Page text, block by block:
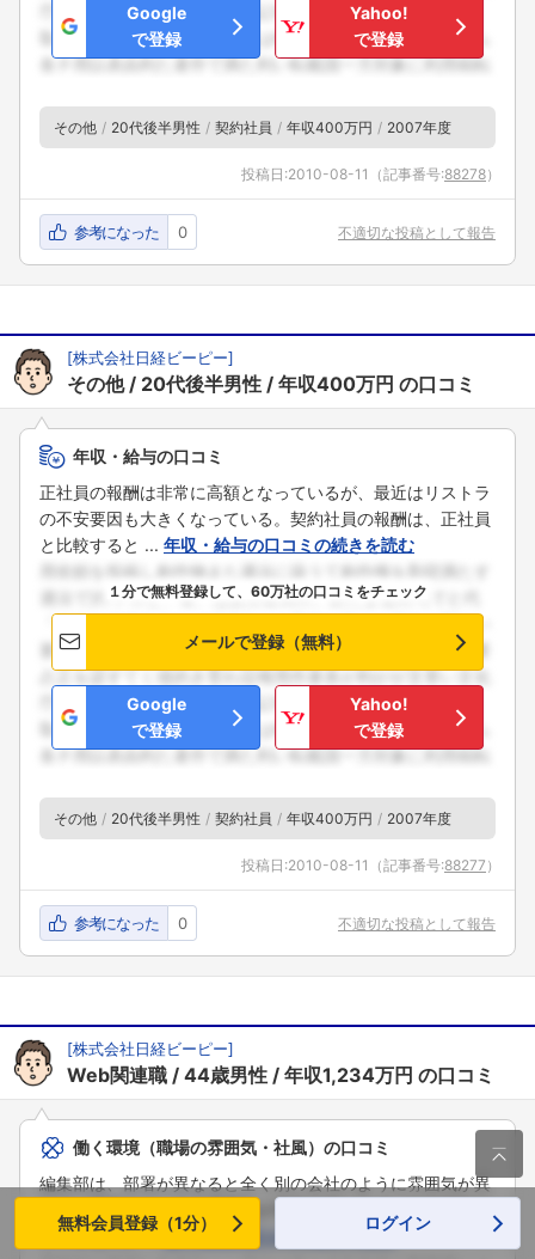
Google
で登録
Yahoo!
で登録
その他 20代後半男性 契約社員 年収400万円 2007年度
投稿日:2010-08-11 （記事番号:88278）
参考になった 0 不適切な投稿として報告
[株式会社日経ビーピー]
その他 20代後半男性 年収400万円 の口コミ
年収・給与の口コミ
正社員の報酬は非常に高額となっているが、最近はリストラ
の不安要因も大きくなっている。契約社員の報酬は、正社員
と比較すると ... 年収・給与の口コミの続きを読む
１分で無料登録して、60万社の口コミをチェック
メールで登録（無料）
Google
で登録
Yahoo!
で登録
その他 20代後半男性 契約社員 年収400万円 2007年度
投稿日:2010-08-11 （記事番号:88277 ）
参考になった 0 不適切な投稿として報告
[株式会社日経ビーピー]
Web関連職 44歳男性 年収1,234万円 の口コミ
働く環境（職場の雰囲気・社風）の口コミ
編集部は、部署が異なると全く別の会社のように雰囲気が異
タク的な人が ... 働く環境の口コミの続きを読む

無料会員登録（1分） ログイン